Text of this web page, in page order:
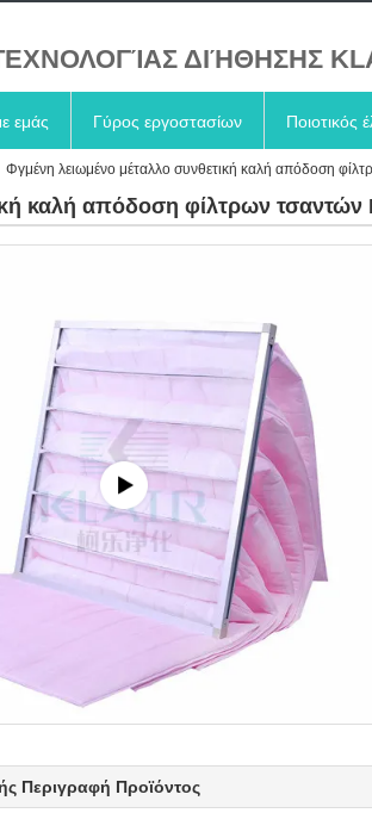
ΔΙΉΘΗΣΗΣ
εμάς Γύρος εργοστασίων Ποιοτικός
Φγμένη λειωμένο μέταλλο συνθετική καλή απόδοση
καλή απόδοση φίλτρων τσαντών
Περιγραφή Προϊόντος